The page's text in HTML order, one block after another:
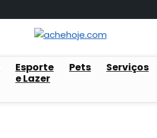
Esporte
e Lazer
Pets Serviços